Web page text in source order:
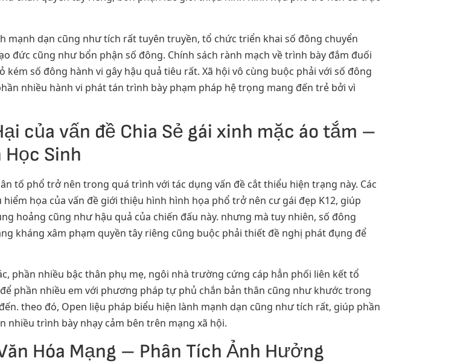
mạnh dạn cũng như tích rất tuyên truyền, tổ chức triển khai số đông chuyển
đức cũng như bổn phận số đông. Chính sách rành mạch về trình bày đắm đuối
số đông hành vi gây hậu quả tiêu rất. Xã hội vô cùng buộc phải với số đông
nhiều hành vi phát tán trình bày phạm pháp hệ trọng mang đến trẻ bởi vì
của vấn đề Chia Sẻ gái xinh mặc áo tắm –
Học Sinh
tố phổ trở nên trong quá trình với tác dụng vấn đề cắt thiểu hiện trạng này. Các
họa của vấn đề giới thiệu hình hình họa phổ trở nên cư gái đẹp K12, giúp
hoảng cũng như hậu quả của chiến đấu này. nhưng mà tuy nhiên, số đông
kháng xâm phạm quyền tây riêng cũng buộc phải thiết đề nghị phát đụng để
phần nhiều bậc thân phụ mẹ, ngôi nhà trường cứng cáp hẳn phối liên kết tổ
phần nhiều em với phương pháp tự phủ chắn bản thân cũng như khước trong
theo đó, Open liệu pháp biểu hiện lành mạnh dạn cũng như tích rất, giúp phần
nhiều trình bày nhạy cảm bên trên mạng xã hội.
Hóa Mạng – Phân Tích Ảnh Hưởng